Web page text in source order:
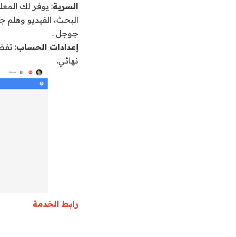
السرية: يوفر لك
البحث، الفيديو
جوجل .
إعدادات الحساب:
نهائي.
رابط الخدمة